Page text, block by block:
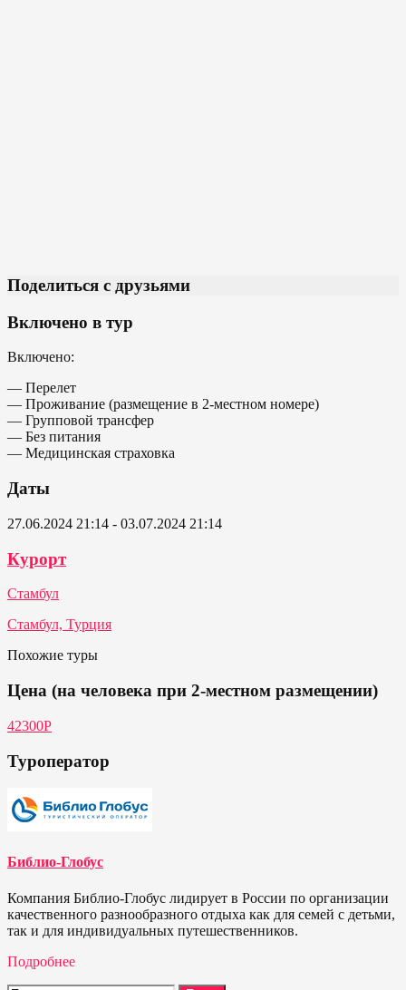
Поделиться с друзьями
Включено в тур
Включено:
— Перелет
— Проживание (размещение в 2-местном номере)
— Групповой трансфер
— Без питания
— Медицинская страховка
Даты
27.06.2024 21:14 - 03.07.2024 21:14
Курорт
Стамбул
Стамбул, Турция
Похожие туры
Цена (на человека при 2-местном размещении)
42300Р
Туроператор
Библио-Глобус
Компания Библио-Глобус лидирует в России по организации
качественного разнообразного отдыха как для семей с детьми,
так и для индивидуальных путешественников.
Подробнее